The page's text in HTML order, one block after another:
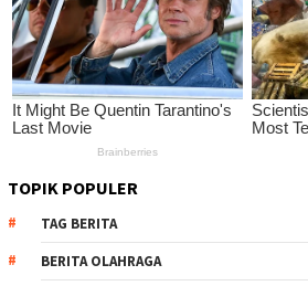
TOPIK POPULER
TAG BERITA
BERITA OLAHRAGA